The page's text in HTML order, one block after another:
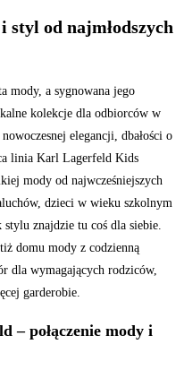
od najmłodszych
mody, a sygnowana jego
kolekcje dla odbiorców w
elegancji, dbałości o
linia Karl Lagerfeld Kids
mody od najwcześniejszych
dzieci w wieku szkolnym
znajdzie tu coś dla siebie.
domu mody z codzienną
dla wymagających rodziców,
garderobie.
– połączenie mody i